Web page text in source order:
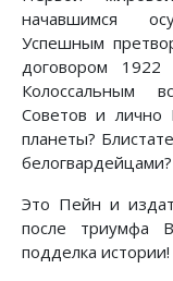
начавшимся
Успешным
договором
Колоссальным
Советов и лично
планеты?
белогвардейцами?
Это Пейн и
после триумфа
подделка истории!